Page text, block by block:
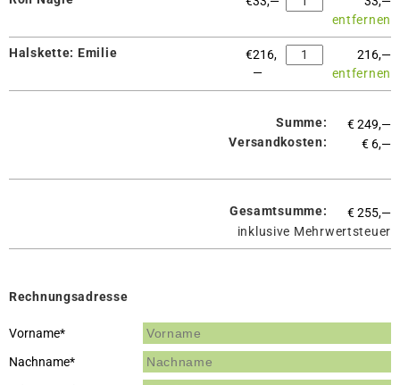
entfernen
Halskette: Emilie €216,
—
216,—
entfernen
Summe: €249,—
Versandkosten:
€ 6,—
Gesamtsumme: €255,—
inklusive Mehrwertsteuer
Rechnungsadresse
Vorname*
Nachname*